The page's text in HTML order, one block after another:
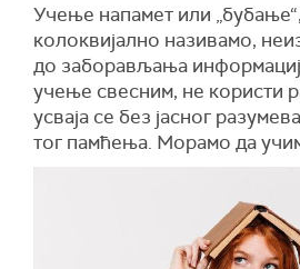
Учење напамет или
колоквијално називамо,
до заборављања
учење свесним, не користи
усваја се без јасног
тог памћења. Морамо да